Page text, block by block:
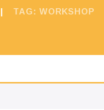
TAG: WORKSHOP